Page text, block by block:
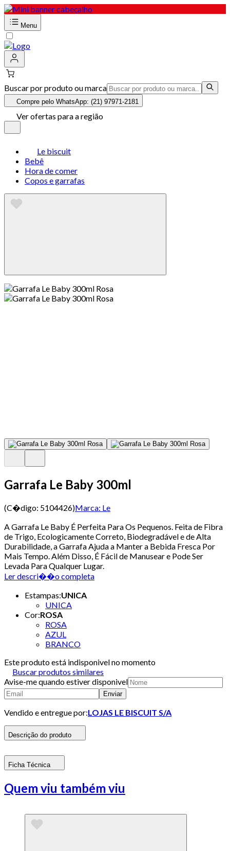
Menu
Buscar por produto ou marca
Compre pelo WhatsApp: (21) 97971-2181
Ver ofertas para a região
Le biscuit
Bebê
Hora de comer
Copos e garrafas
Garrafa Le Baby 300ml
(C�digo: 5104426)Marca: Le
A Garrafa Le Baby É Perfeita Para Os Pequenos. Feita de Fibra
de Trigo, Ecologicamente Correto, Biodegradável e de Alta
Durabilidade, a Garrafa Ajuda a Manter a Bebida Fresca Por
Mais Tempo. Além Disso, É Fácil de Manusear e Pode Ser
Levada Para Qualquer Lugar.
Ler descri��o completa
Estampas:UNICA
UNICA
Cor:ROSA
ROSA
AZUL
BRANCO
Este produto está indisponivel no momento
Buscar produtos similares
Avise-me quando estiver disponivel
Enviar
Vendido e entregue por:LOJAS LE BISCUIT S/A
Descrição do produto
Ficha Técnica
Quem viu também viu